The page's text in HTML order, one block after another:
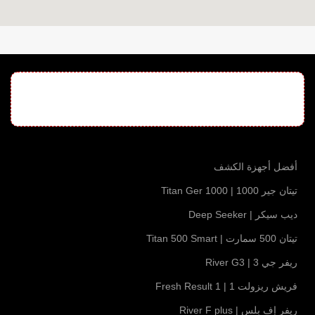
أفضل أجهزة الكشف
تيتان جير 1000 | Titan Ger 1000
ديب سيكر | Deep Seeker
تيتان 500 سمارت | Titan 500 Smart
ريفر جي 3 | River G3
فريش ريزولت 1 | Fresh Result 1
ريفر إف بلس | River F plus